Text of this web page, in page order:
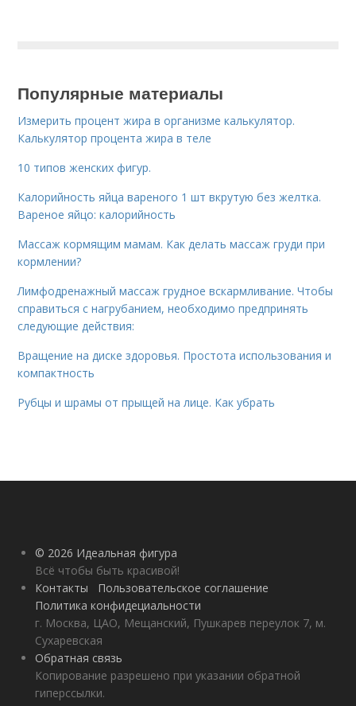
Популярные материалы
Измерить процент жира в организме калькулятор.
Калькулятор процента жира в теле
10 типов женских фигур.
Калорийность яйца вареного 1 шт вкрутую без желтка.
Вареное яйцо: калорийность
Массаж кормящим мамам. Как делать массаж груди при
кормлении?
Лимфодренажный массаж грудное вскармливание. Чтобы
справиться с нагрубанием, необходимо предпринять
следующие действия:
Вращение на диске здоровья. Простота использования и
компактность
Рубцы и шрамы от прыщей на лице. Как убрать
© 2026 Идеальная фигура
Всё чтобы быть красивой!
Контакты
Пользовательское соглашение
Политика конфидециальности
г. Москва, ЦАО, Мещанский, Пушкарев переулок 7, м.
Сухаревская
Обратная связь
Копирование разрешено при указании обратной
гиперссылки.